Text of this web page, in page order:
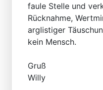
faule Stelle und
Rücknahme,
arglistiger
kein Mensch.
Gruß
Willy